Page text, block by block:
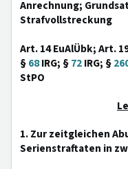
Anrechnung;
Strafvollstreckung
Art. 14 EuAlÜbk; Art.
§68IRG; §72IRG; §
StPO
1. Zur zeitgleichen
Serienstraftaten in